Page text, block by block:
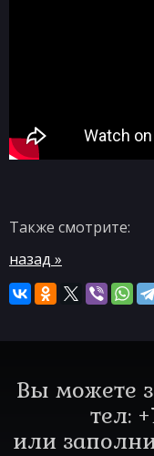
Также смотрите:
назад »
Вы можете
тел:
или